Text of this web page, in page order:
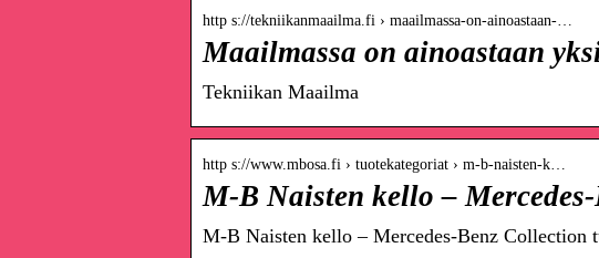
http s://tekniikanmaailma.fi › maailmassa-on-ainoastaan-…
Maailmassa on ainoastaan
Tekniikan Maailma
http s://www.mbosa.fi › tuotekategoriat › m-b-naisten-k…
M-B Naisten kello –
M-B Naisten kello – Mercedes-Benz Collection